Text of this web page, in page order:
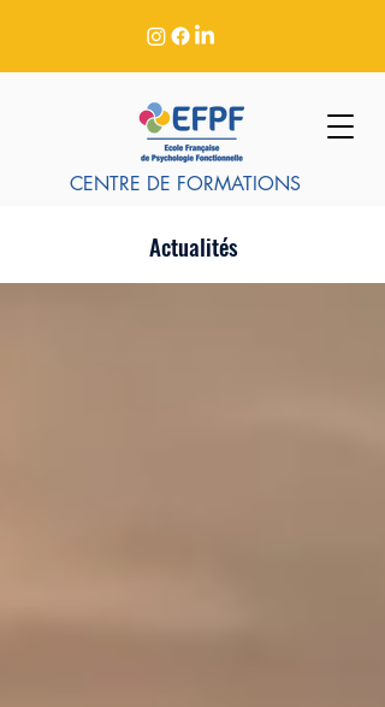
CENTRE DE FORMATIONS
Actualités